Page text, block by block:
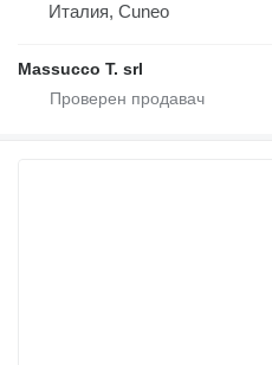
Италия, Cuneo
Massucco T. srl